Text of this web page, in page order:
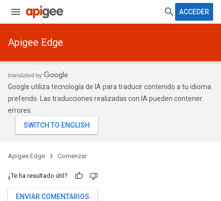
ACCEDER
Apigee Edge
Google utiliza tecnología de IA para traducir contenido a tu idioma
preferido. Las traducciones realizadas con IA pueden contener
errores.
Apigee Edge Comenzar
¿Te ha resultado útil?
ENVIAR COMENTARIOS